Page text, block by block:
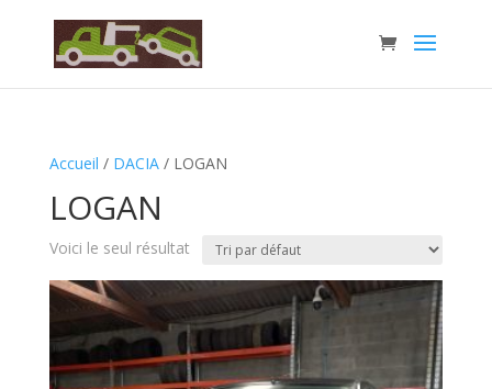
Accueil / DACIA/ LOGAN
LOGAN
Voici le seul résultat